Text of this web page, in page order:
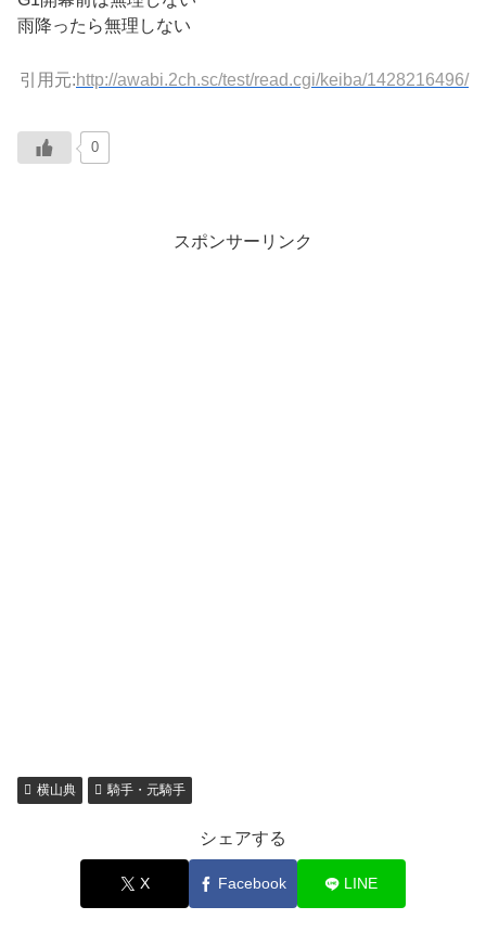
雨降ったら無理しない
引用元:http://awabi.2ch.sc/test/read.cgi/keiba/1428216496/
0
スポンサーリンク
横山典 騎手・元騎手
シェアする
X Facebook LINE